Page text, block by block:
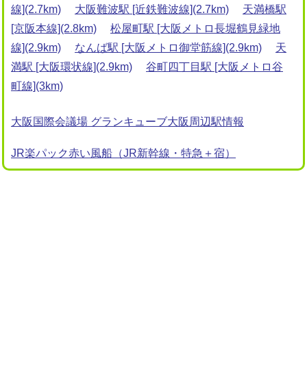
線](2.7km) 大阪難波駅 [近鉄難波線](2.7km)
天満橋駅
[京阪本線](2.8km)
松屋町駅 [大阪メトロ長堀鶴見緑地
線](2.9km)
なんば駅 [大阪メトロ御堂筋線](2.9km)
天
満駅 [大阪環状線](2.9km)
谷町四丁目駅 [大阪メトロ谷
町線](3km)
大阪国際会議場 グランキューブ大阪周辺駅情報
JR楽パック赤い風船（JR新幹線・特急＋宿）